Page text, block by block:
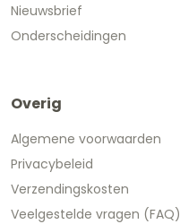
Nieuwsbrief
Onderscheidingen
Overig
Algemene voorwaarden
Privacybeleid
Verzendingskosten
Veelgestelde vragen (FAQ)